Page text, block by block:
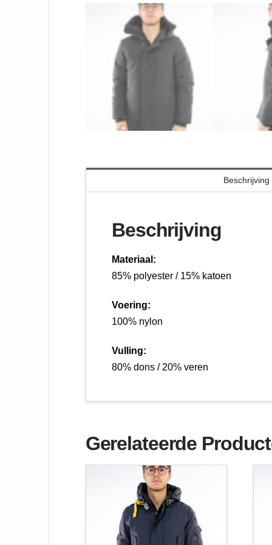
Beschrijving
Beschrijving
Materiaal:
85% polyester / 15% katoen
Voering:
100% nylon
Vulling:
80% dons / 20% veren
Gerelateerde